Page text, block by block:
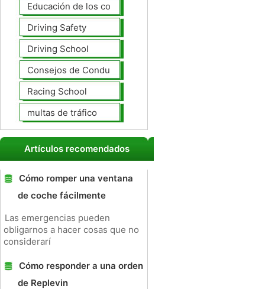
Educación de los conductores
Driving Safety
Driving School
Consejos de Conducción
Racing School
multas de tráfico
Artículos recomendados
Cómo romper una ventana
de coche fácilmente
Las emergencias pueden
obligarnos a hacer cosas que no
considerarí
Cómo responder a una orden
de Replevin